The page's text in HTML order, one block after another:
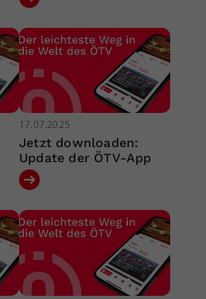
17.07.2025
Jetzt downloaden:
Update der ÖTV-App